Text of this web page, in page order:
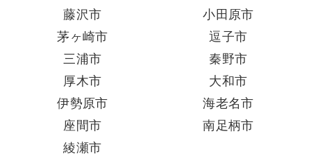
藤沢市
小田原市
茅ヶ崎市
逗子市
三浦市
秦野市
厚木市
大和市
伊勢原市
海老名市
座間市
南足柄市
綾瀬市